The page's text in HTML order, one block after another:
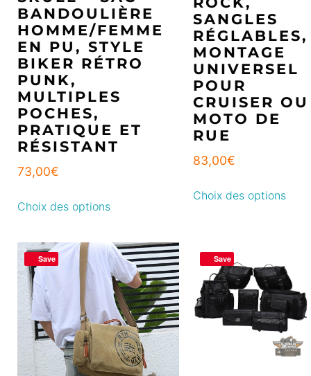
BANDOULIÈRE
HOMME/FEMME
EN PU, STYLE
BIKER RÉTRO
PUNK,
MULTIPLES
POCHES,
PRATIQUE ET
RÉSISTANT
73,00€
Choix des options
SANGLES
RÉGLABLES,
MONTAGE
UNIVERSEL
POUR
CRUISER OU
MOTO DE
RUE
83,00€
Choix des options
Save Save